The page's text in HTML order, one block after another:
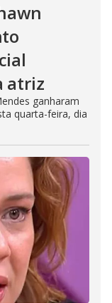
atriz
ganharam
quarta-feira, dia